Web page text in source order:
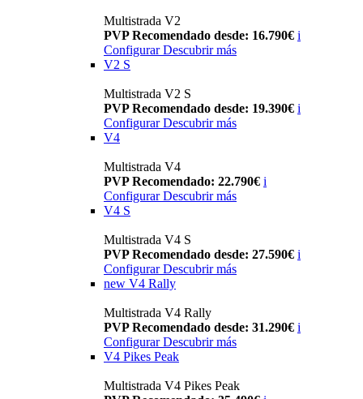
Multistrada V2
PVP Recomendado desde: 16.790€ i
Configurar Descubrir más
V2 S
Multistrada V2 S
PVP Recomendado desde: 19.390€ i
Configurar Descubrir más
V4
Multistrada V4
PVP Recomendado: 22.790€ i
Configurar Descubrir más
V4 S
Multistrada V4 S
PVP Recomendado desde: 27.590€ i
Configurar Descubrir más
new V4 Rally
Multistrada V4 Rally
PVP Recomendado desde: 31.290€ i
Configurar Descubrir más
V4 Pikes Peak
Multistrada V4 Pikes Peak